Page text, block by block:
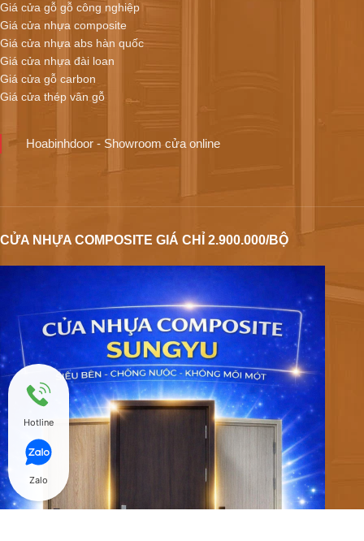
Giá cửa gỗ gỗ công nghiệp
Giá cửa nhựa composite
Giá cửa nhựa abs hàn quốc
Giá cửa nhựa đài loan
Giá cửa gỗ carbon
Giá cửa thép vân gỗ
Hoabinhdoor - Showroom cửa online
CỬA NHỰA COMPOSITE GIÁ CHỈ 2.900.000/BỘ
Hotline
Zalo